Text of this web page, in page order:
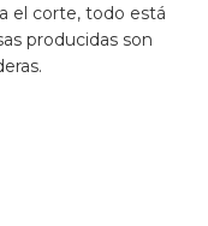
el corte, todo está
producidas son